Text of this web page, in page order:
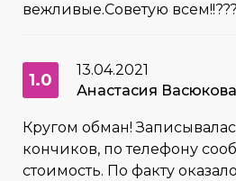
вежливые.Советую
1.0
13.04.2021
Анастасия Васюкова
Кругом обман!
кончиков, по телефону
стоимость. По факту